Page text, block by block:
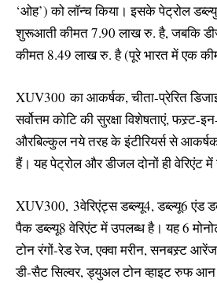
‘ओह’) को लाॅन्च किया। इसके पेट्रोल
शुरूआती कीमत 7.90 लाख रु. है, जबकि
कीमत 8.49 लाख रु. है (पूरे भारत में एक
XUV300 का आकर्षक, चीता-प्रेरित
सर्वोत्तम कोटि की सुरक्षा विशेषताएं,
औरबिल्कुल नये तरह के इंटीरियर्स से
हैं। यह पेट्रोल और डीजल दोनों ही वेरिएंट में
XUV300, 3वेरिएंट्स डब्ल्यू4, डब्ल्यू6 एंड
पैक डब्ल्यू8 वेरिएंट में उपलब्ध है। यह 6
टोन रंगों-रेड रेज, एक्वा मरीन, सनबस्र्ट
डी-सैट सिल्वर, ड्युअल टोन व्हाइट रुफ आन